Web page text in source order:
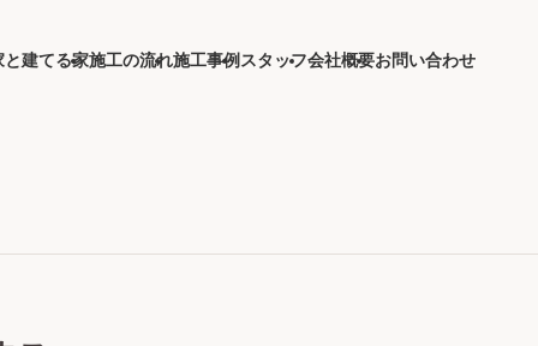
と建てる家施工の流れ施工事例 スタッフ会社概要お問い合わせ